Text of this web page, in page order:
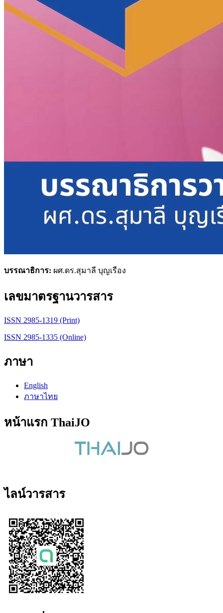
บรรณาธิการ: ผศ.ดร.สุมาลี บุญเรือง
เลขมาตรฐานวารสาร
ISSN 2985-1319 (Print)
ISSN 2985-1335 (Online)
ภาษา
English
ภาษาไทย
หน้าแรก ThaiJO
ไลน์วารสาร